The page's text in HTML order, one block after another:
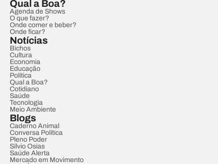
Qual a Boa?
Agenda de Shows
O que fazer?
Onde comer e beber?
Onde ficar?
Notícias
Bichos
Cultura
Economia
Educação
Política
Qual a Boa?
Cotidiano
Saúde
Tecnologia
Meio Ambiente
Blogs
Caderno Animal
Conversa Política
Pleno Poder
Sílvio Osias
Saúde Alerta
Mercado em Movimento